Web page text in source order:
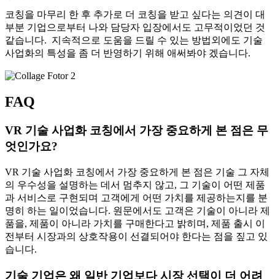
코칭을 마무리 한 후 추가로 더 코칭을 받고 싶다는 의견이 대
부분 기업으로부터 나와 담당자 입장에서도 고무적이었던 것
같습니다. 지속적으로 도움을 드릴 수 있는 방법외에도 기술
사업화의 특성을 좀 더 반영하기 위해 애써봐야 겠습니다.
FAQ
VR 기술 사업화 코칭에서 가장 중요하게 본 점은 무
엇인가요?
VR 기술 사업화 코칭에서 가장 중요하게 본 점은 기술 그 자체
의 우수성을 설명하는 데서 멈추지 않고, 그 기술이 어떤 제품
과 서비스로 구현되며 고객에게 어떤 가치를 제공하는지를 분
명히 하는 일이었습니다. 원문에서도 고객은 기술이 아니라 제
품을, 제품이 아니라 가치를 구매한다고 밝히며, 제품 출시 이
전부터 시장과의 상호작용이 선결되어야 한다는 점을 짚고 있
습니다.
기술 기업은 왜 일반 기업보다 시장 선택이 더 어려